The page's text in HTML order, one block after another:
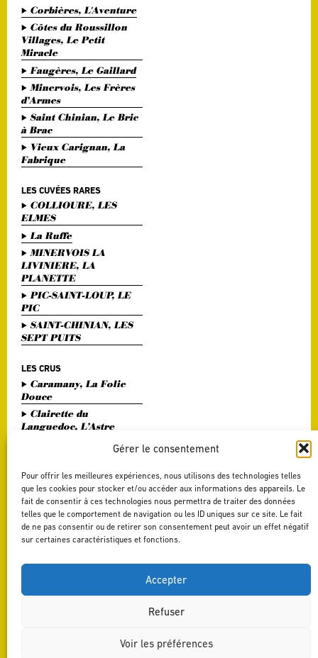
Gérer le consentement
Pour offrir les meilleures expériences, nous utilisons des technologies telles
que les cookies pour stocker et/ou accéder aux informations des appareils. Le
fait de consentir à ces technologies nous permettra de traiter des données
telles que le comportement de navigation ou les ID uniques sur ce site. Le fait
de ne pas consentir ou de retirer son consentement peut avoir un effet négatif
sur certaines caractéristiques et fonctions.
Accepter
Refuser
Voir les préférences
Corbières, L'Aventure
Côtes du Roussillon
Villages, Le Petit
Miracle
Faugères, Le Gaillard
Minervois, Les Frères
d’Armes
Saint Chinian, Le Bric
à Brac
Vieux Carignan, La
Fabrique
LES CUVÉES RARES
COLLIOURE, LES
ELMES
La Ruffe
MINERVOIS LA
LIVINIERE, LA
PLANETTE
PIC-SAINT-LOUP, LE
PIC
SAINT-CHINIAN, LES
SEPT PUITS
LES CRUS
Caramany, La Folie
Douce
Clairette du
Languedoc, L’Astre
Haute Vallée de l'Orb,
Pézenas, Entre Amis
Saint Chinian, Le
Saint Festin Blanc
Terrasses du Larzac,
L'Art du Vers
Terrasses du Larzac,